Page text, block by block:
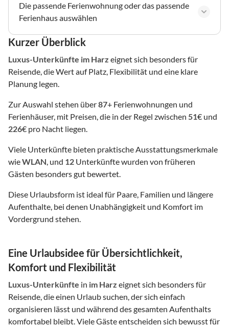
Die passende Ferienwohnung oder das passende
Ferienhaus auswählen
Kurzer Überblick
Luxus-Unterkünfte im Harz eignet sich besonders für
Reisende, die Wert auf Platz, Flexibilität und eine klare
Planung legen.
Zur Auswahl stehen über87+ Ferienwohnungen und
Ferienhäuser, mit Preisen, die in der Regel zwischen 51€ und
226€ pro Nacht liegen.
Viele Unterkünfte bieten praktische Ausstattungsmerkmale
wieWLAN, und 12 Unterkünfte wurden von früheren
Gästen besonders gut bewertet.
Diese Urlaubsform ist ideal für Paare, Familien und längere
Aufenthalte, bei denen Unabhängigkeit und Komfort im
Vordergrund stehen.
Eine Urlaubsidee für Übersichtlichkeit,
Komfort und Flexibilität
Luxus-Unterkünfte in im Harz eignet sich besonders für
Reisende, die einen Urlaub suchen, der sich einfach
organisieren lässt und während des gesamten Aufenthalts
komfortabel bleibt. Viele Gäste entscheiden sich bewusst für